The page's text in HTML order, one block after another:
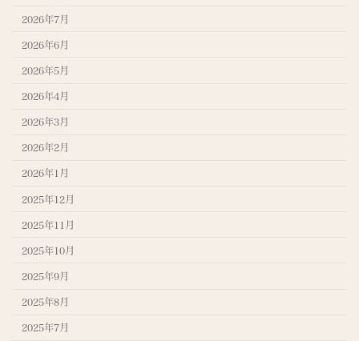
2026年7月
2026年6月
2026年5月
2026年4月
2026年3月
2026年2月
2026年1月
2025年12月
2025年11月
2025年10月
2025年9月
2025年8月
2025年7月